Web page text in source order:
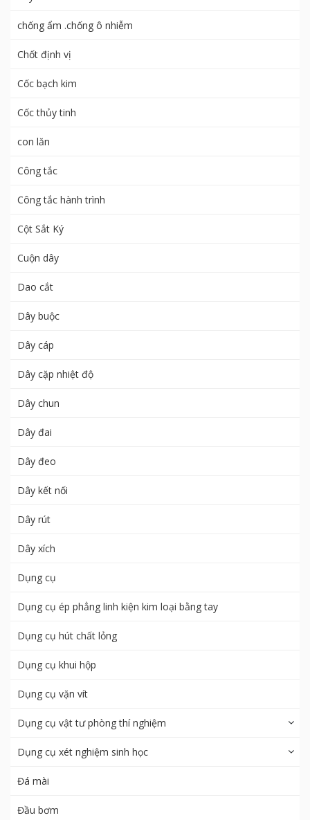
chống ẩm .chống ô nhiễm
Chốt định vị
Cốc bạch kim
Cốc thủy tinh
con lăn
Công tắc
Công tắc hành trình
Cột Sắt Ký
Cuộn dây
Dao cắt
Dây buộc
Dây cáp
Dây cặp nhiệt độ
Dây chun
Dây đai
Dây đeo
Dây kết nối
Dây rút
Dây xích
Dụng cụ
Dụng cụ ép phẳng linh kiện kim loại bằng tay
Dụng cụ hút chất lỏng
Dụng cụ khui hộp
Dụng cụ vặn vít
Dụng cụ vật tư phòng thí nghiệm
Dụng cụ xét nghiệm sinh học
Đá mài
Đầu bơm